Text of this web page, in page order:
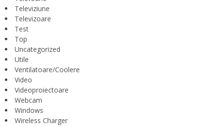
Televiziune
Televizoare
Test
Top
Uncategorized
Utile
Ventilatoare/Coolere
Video
Videoproiectoare
Webcam
Windows
Wireless Charger